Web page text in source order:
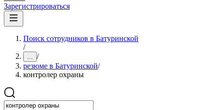
Зарегистрироваться
Поиск сотрудников в Батуринской
/
... /
резюме в Батуринской/
контролер охраны